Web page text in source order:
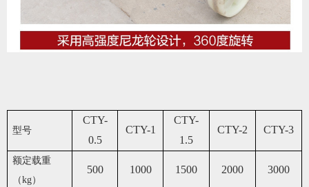
型号
CTY-
0.5
CTY-1
CTY-
1.5
CTY-2 CTY-3
额定载重
（kg）
500 1000 1500 2000 3000